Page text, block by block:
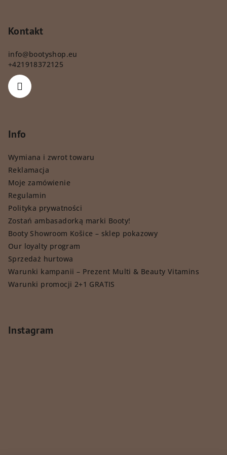
Kontakt
info@bootyshop.eu
+421918372125
Info
Wymiana i zwrot towaru
Reklamacja
Moje zamówienie
Regulamin
Polityka prywatności
Zostań ambasadorką marki Booty!
Booty Showroom Košice – sklep pokazowy
Our loyalty program
Sprzedaż hurtowa
Warunki kampanii – Prezent Multi & Beauty Vitamins
Warunki promocji 2+1 GRATIS
Instagram